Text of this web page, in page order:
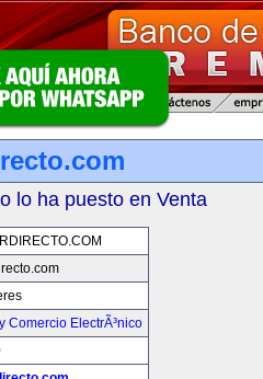
lo ha puesto en Venta
Comercio ElectrÃ³nico